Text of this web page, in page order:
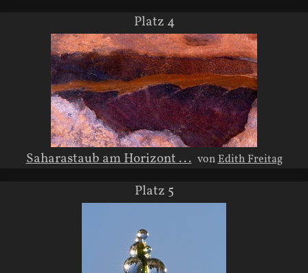
Platz 4
Saharastaub am Horizont ... vonEdith Freitag
Platz 5